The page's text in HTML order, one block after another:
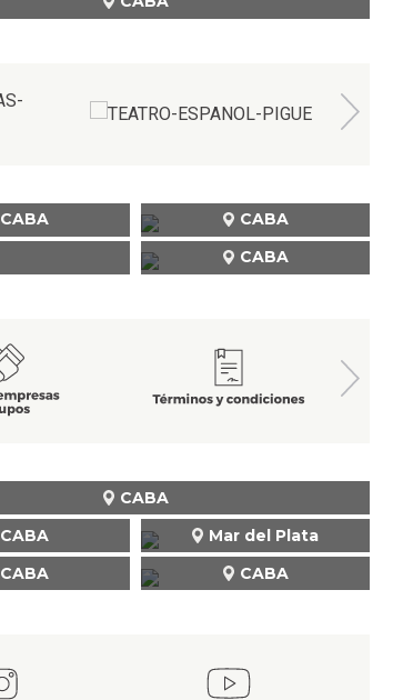
CABA
CABA
CABA
CABA
CABA
Mar del Plata
CABA CABA